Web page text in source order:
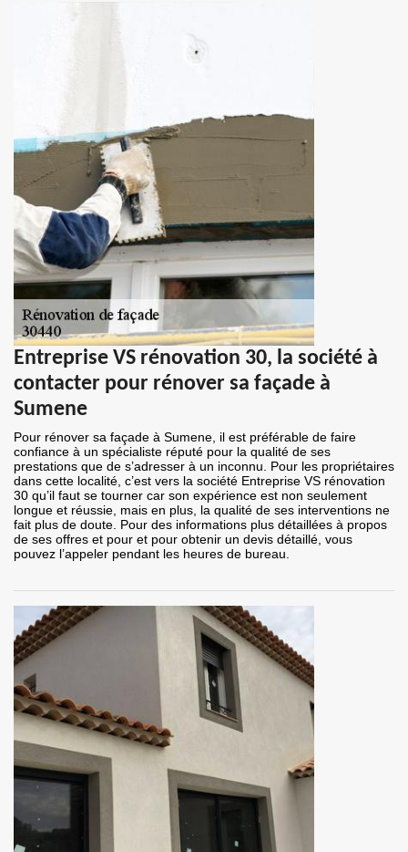
Entreprise VS rénovation 30, la société à
contacter pour rénover sa façade à
Sumene
Pour rénover sa façade à Sumene, il est préférable de faire
confiance à un spécialiste réputé pour la qualité de ses
prestations que de s’adresser à un inconnu. Pour les propriétaires
dans cette localité, c’est vers la société Entreprise VS rénovation
30 qu’il faut se tourner car son expérience est non seulement
longue et réussie, mais en plus, la qualité de ses interventions ne
fait plus de doute. Pour des informations plus détaillées à propos
de ses offres et pour et pour obtenir un devis détaillé, vous
pouvez l’appeler pendant les heures de bureau.